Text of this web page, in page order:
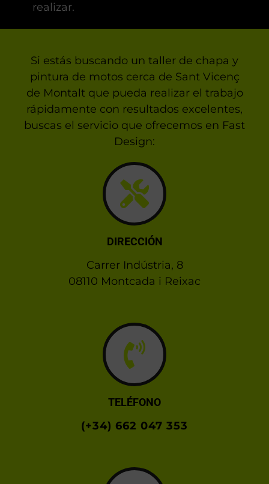
realizar.
Si estás buscando un taller de chapa y
pintura de motos cerca de Sant Vicenç
de Montalt que pueda realizar el trabajo
rápidamente con resultados excelentes,
buscas el servicio que ofrecemos en Fast
Design:
DIRECCIÓN
Carrer Indústria, 8
08110 Montcada i Reixac
TELÉFONO
(+34) 662 047 353